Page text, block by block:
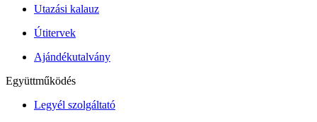
Utazási kalauz
Útitervek
Ajándékutalvány
Együttműködés
Legyél szolgáltató